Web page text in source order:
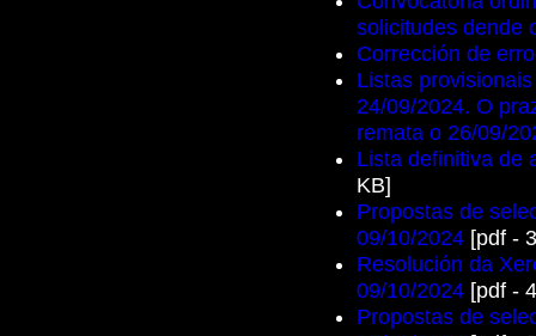
solicitudes dende
Corrección de
Listas
24/09/2024. O
remata o 26/09/
Lista definitiva de
KB]
Propostas de
09/10/2024 [pdf -
Resolución da
09/10/2024 [pdf -
Propostas de